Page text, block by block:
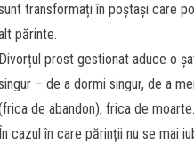
transformați în poștași care
părinte.
Divorțul prost gestionat aduce o
– de a dormi singur, de a
de abandon), frica de moarte.
În cazul în care părinții nu se mai